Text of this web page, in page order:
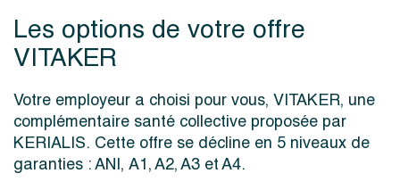
Les options de votre offre
VITAKER
Votre employeur a choisi pour vous, VITAKER, une
complémentaire santé collective proposée par
KERIALIS. Cette offre se décline en 5 niveaux de
garanties : ANI, A1, A2, A3 et A4.